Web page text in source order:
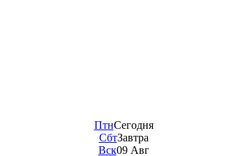
ПтнСегодня
СбтЗавтра
Вск09 Авг